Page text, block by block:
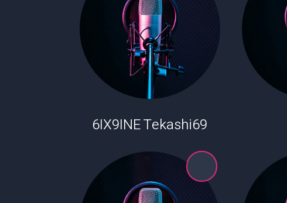
6IX9INE Tekashi69